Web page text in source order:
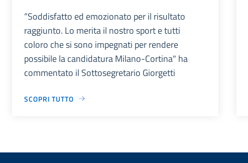
“Soddisfatto ed emozionato per il risultato
raggiunto. Lo merita il nostro sport e tutti
coloro che si sono impegnati per rendere
possibile la candidatura Milano-Cortina" ha
commentato il Sottosegretario Giorgetti
SCOPRI TUTTO